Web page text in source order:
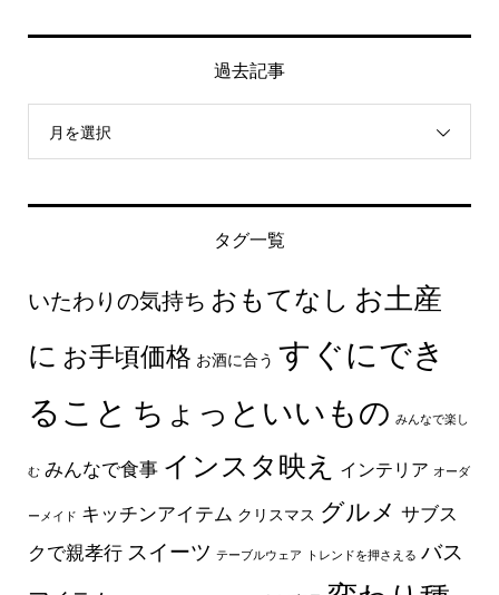
過去記事
月を選択
タグ一覧
いたわりの気持ち おもてなし お土産
に お手頃価格 お酒に合う すぐにでき
ること ちょっといいもの みんなで楽し
む みんなで食事 インスタ映え インテリア オーダ
ーメイド キッチンアイテム クリスマス グルメ サブス
クで親孝行 スイーツ テーブルウェア トレンドを押さえる バス